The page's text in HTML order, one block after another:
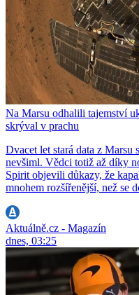
Na Marsu odhalili tajemství
skrýval v prachu
Dvacet let stará data z
nevšiml. Vědci totiž až díky
Spirit objevili důkazy, že
mnohem rozšířenější, než se
Aktuálně.cz - Magazín
dnes, 03:25